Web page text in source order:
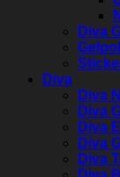
Diva
Diva
Diva
Diva
Diva
Diva
Diva